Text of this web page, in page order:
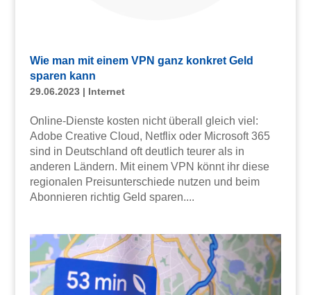
Wie man mit einem VPN ganz konkret Geld
sparen kann
29.06.2023| Internet
Online-Dienste kosten nicht überall gleich viel:
Adobe Creative Cloud, Netflix oder Microsoft 365
sind in Deutschland oft deutlich teurer als in
anderen Ländern. Mit einem VPN könnt ihr diese
regionalen Preisunterschiede nutzen und beim
Abonnieren richtig Geld sparen....